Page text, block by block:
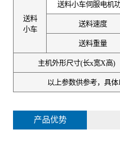
送料
小车
送料小车伺服电机
送料速度
送料重量
主机外形尺寸(长x宽X高)
以上参数供参考，具
产品优势